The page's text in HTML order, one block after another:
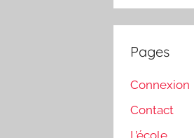
Pages
Connexion
Contact
L’école